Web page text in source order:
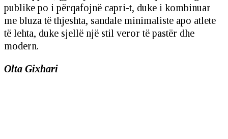
publike po i përqafojnë capri-t, duke i kombinuar
me bluza të thjeshta, sandale minimaliste apo atlete
të lehta, duke sjellë një stil veror të pastër dhe
modern.
Olta Gixhari